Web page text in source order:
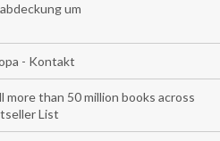
um
- Kontakt
than 50 million books across
List